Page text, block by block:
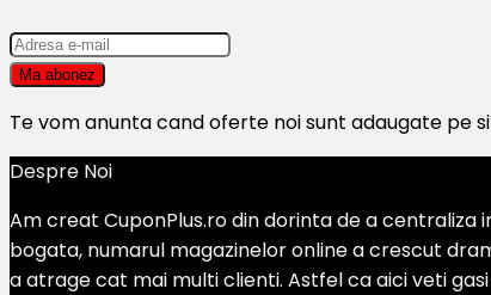
Te vom anunta cand oferte noi sunt adaugate pe
Despre Noi
Am creat CuponPlus.ro din dorinta de a
bogata, numarul magazinelor online a crescut
a atrage cat mai multi clienti. Astfel ca aici veti